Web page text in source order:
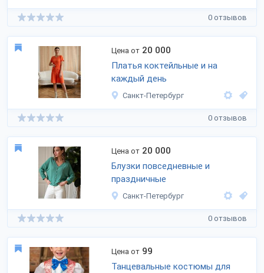
0 отзывов
Цена от 20 000
Платья коктейльные и на
каждый день
Санкт-Петербург
0 отзывов
Цена от 20 000
Блузки повседневные и
праздничные
Санкт-Петербург
0 отзывов
Цена от 99
Танцевальные костюмы для